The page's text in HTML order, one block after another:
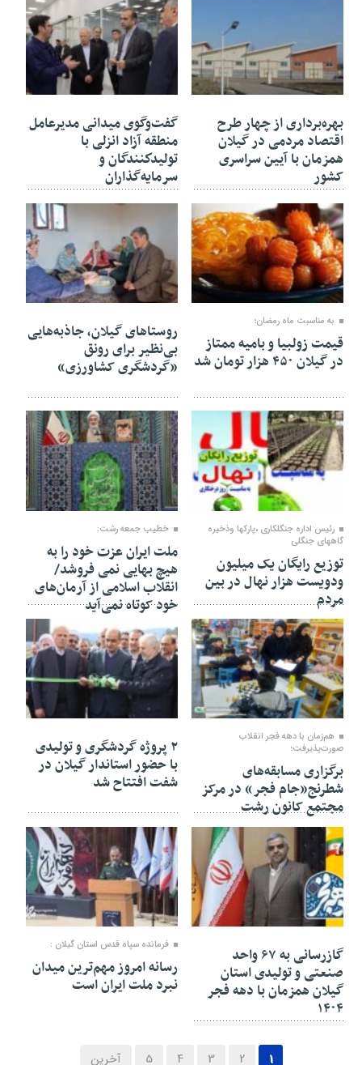
۳۰ بهمن ۱۴۰۴
بهره‌برداری از چهار طرح
اقتصاد مردمی در گیلان
همزمان با آیین سراسری
کشور
گفت‌وگوی میدانی مدیرعامل
منطقه آزاد انزلی با
تولیدكنندگان و
سرمایه‌گذاران
۳۰ بهمن ۱۴۰۴
به مناسبت ماه رمضان؛
قیمت زولبیا و بامیه ممتاز
در گیلان ۴۵۰ هزار تومان شد
۲۷ بهمن ۱۴۰۴
روستاهای گیلان، جاذبه‌هایی
بی‌نظیر برای رونق
«گردشگری کشاورزی»
رئیس اداره جنگلکاری ،پارکها وذخیره
گاههای جنگلی
توزیع رایگان یک میلیون
ودویست هزار نهال در بین
مردم
۲۴ بهمن ۱۴۰۴
خطیب جمعه رشت:
ملت ایران عزت خود را به
هیچ بهایی نمی فروشد/
انقلاب اسلامی از آرمان‌های
خود کوتاه نمی‌آید
۲۱ بهمن ۱۴۰۴
هم‌زمان با دهه فجر انقلاب
صورت‌پذیرفت؛
برگزاری مسابقه‌های
شطرنج«جام فجر» در مرکز
مجتمع کانون رشت
۲ پروژه گردشگری و تولیدی
با حضور استاندار گیلان در
شفت افتتاح شد
۲۱ بهمن ۱۴۰۴
گازرسانی به ۶۷ واحد
صنعتی و تولیدی استان
گیلان همزمان با دهه فجر
۱۴۰۴
۲۱ بهمن ۱۴۰۴
فرمانده سپاه قدس استان گیلان :
رسانه امروز مهم‌ترین میدان
نبرد ملت ایران است
1
2
3
4
5 آخرین